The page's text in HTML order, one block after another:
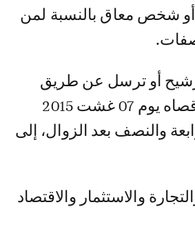
أو شخص معاق بالنسبة لمن
أو ترسل عن طريق
البريد في أجل أقصاه يوم 07 غشت 2015
والنصف بعد الزوال، إلى
والاستثمار والاقتصاد